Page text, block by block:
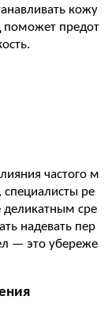
кожу
поможет предот
частого м
специалисты ре
деликатным сре
надевать пер
— это убереже